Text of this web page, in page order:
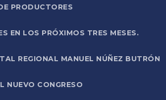
PRODUCTORES
EN LOS PRÓXIMOS TRES MESES.
REGIONAL MANUEL NÚÑEZ BUTRÓN
NUEVO CONGRESO